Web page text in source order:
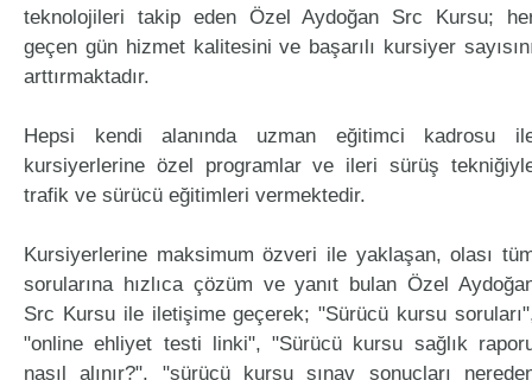
teknolojileri takip eden Özel Aydoğan Src Kursu;
geçen gün hizmet kalitesini ve başarılı kursiyer
arttırmaktadır.
Hepsi kendi alanında uzman eğitimci kadrosu
kursiyerlerine özel programlar ve ileri sürüş
trafik ve sürücü eğitimleri vermektedir.
Kursiyerlerine maksimum özveri ile yaklaşan, olası
sorularına hızlıca çözüm ve yanıt bulan Özel
Src Kursu ile iletişime geçerek; "Sürücü kursu
"online ehliyet testi linki", "Sürücü kursu sağlık
nasıl alınır?", "sürücü kursu sınav sonuçları